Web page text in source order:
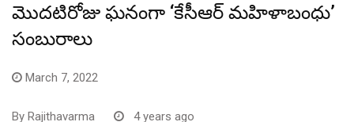
మొదటిరోజు ఘనంగా ‘కేసీఆర్ మహిళాబంధు’
సంబురాలు
March 7, 2022
By Rajithavarma 4 years ago